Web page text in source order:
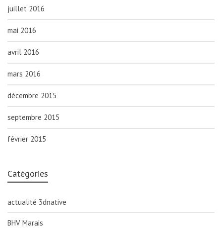
juillet 2016
mai 2016
avril 2016
mars 2016
décembre 2015
septembre 2015
février 2015
Catégories
actualité 3dnative
BHV Marais